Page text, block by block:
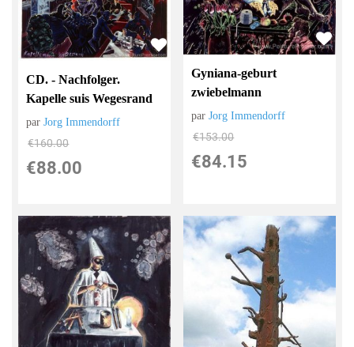
CD. - Nachfolger.
Kapelle suis Wegesrand
parJorg Immendorff
€160.00
€88.00
Gyniana-geburt
zwiebelmann
parJorg Immendorff
€153.00
€84.15